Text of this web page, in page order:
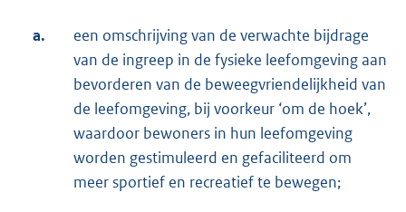
a.
een omschrijving van de verwachte bijdrage
van de ingreep in de fysieke leefomgeving aan
bevorderen van de beweegvriendelijkheid van
de leefomgeving, bij voorkeur ‘om de hoek’,
waardoor bewoners in hun leefomgeving
worden gestimuleerd en gefaciliteerd om
meer sportief en recreatief te bewegen;